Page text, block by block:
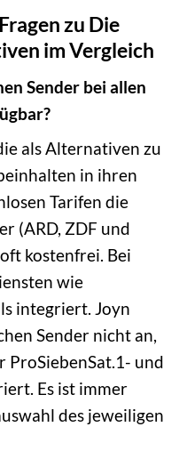
zu Die
im Vergleich
Sender bei allen
als Alternativen zu
in ihren
Tarifen die
(ARD, ZDF und
kostenfrei. Bei
wie
integriert. Joyn
Sender nicht an,
ProSiebenSat.1- und
Es ist immer
des jeweiligen